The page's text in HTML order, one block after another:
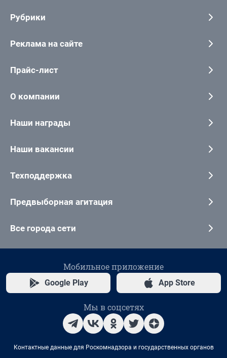
Рубрики
Реклама на сайте
Прайс-лист
О компании
Наши награды
Наши вакансии
Техподдержка
Предвыборная агитация
Все города сети
Мобильное приложение
Google Play App Store
Мы в соцсетях
Контактные данные для Роскомнадзора и государственных органов